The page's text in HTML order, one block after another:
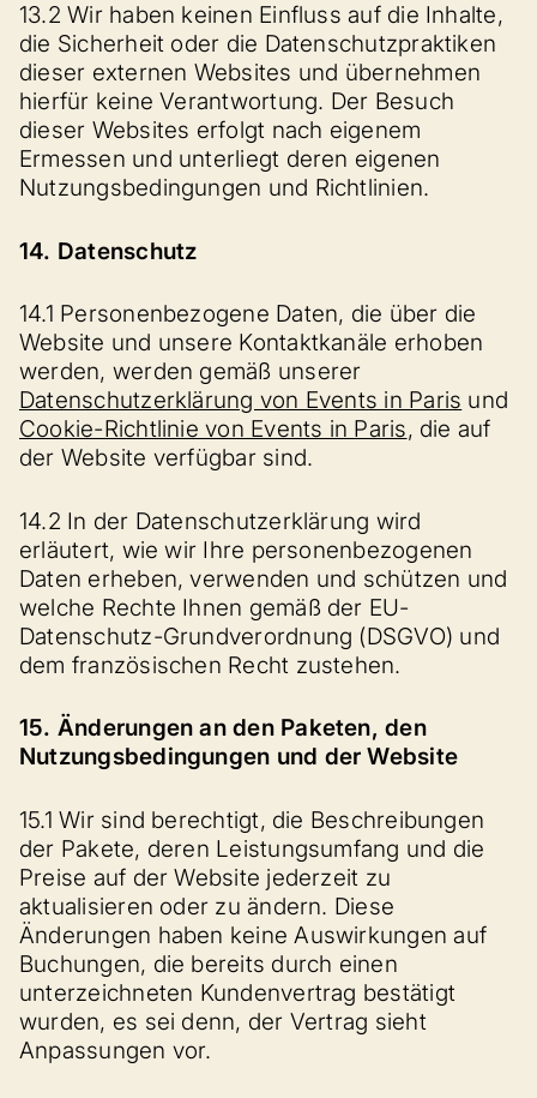
13.2 Wir haben keinen Einfluss auf die Inhalte,
die Sicherheit oder die Datenschutzpraktiken
dieser externen Websites und übernehmen
hierfür keine Verantwortung. Der Besuch
dieser Websites erfolgt nach eigenem
Ermessen und unterliegt deren eigenen
Nutzungsbedingungen und Richtlinien.
14. Datenschutz
14.1 Personenbezogene Daten, die über die
Website und unsere Kontaktkanäle erhoben
werden, werden gemäß unserer
Datenschutzerklärung von Events in Paris und
Cookie-Richtlinie von Events in Paris, die auf
der Website verfügbar sind.
14.2 In der Datenschutzerklärung wird
erläutert, wie wir Ihre personenbezogenen
Daten erheben, verwenden und schützen und
welche Rechte Ihnen gemäß der EU-
Datenschutz-Grundverordnung (DSGVO) und
dem französischen Recht zustehen.
15. Änderungen an den Paketen, den
Nutzungsbedingungen und der Website
15.1 Wir sind berechtigt, die Beschreibungen
der Pakete, deren Leistungsumfang und die
Preise auf der Website jederzeit zu
aktualisieren oder zu ändern. Diese
Änderungen haben keine Auswirkungen auf
Buchungen, die bereits durch einen
unterzeichneten Kundenvertrag bestätigt
wurden, es sei denn, der Vertrag sieht
Anpassungen vor.